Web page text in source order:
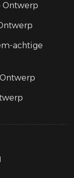
Ontwerp
achtige